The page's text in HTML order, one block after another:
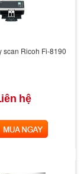
scan Ricoh Fi-8190
hệ
NGAY